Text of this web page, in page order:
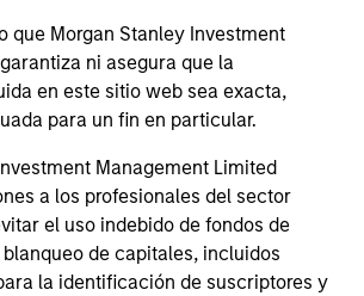
que Morgan Stanley Investment
ni asegura que la
en este sitio web sea exacta,
para un fin en particular.
Management Limited
a los profesionales del sector
el uso indebido de fondos de
de capitales, incluidos
la identificación de suscriptores y
quality established and
located in Europe that